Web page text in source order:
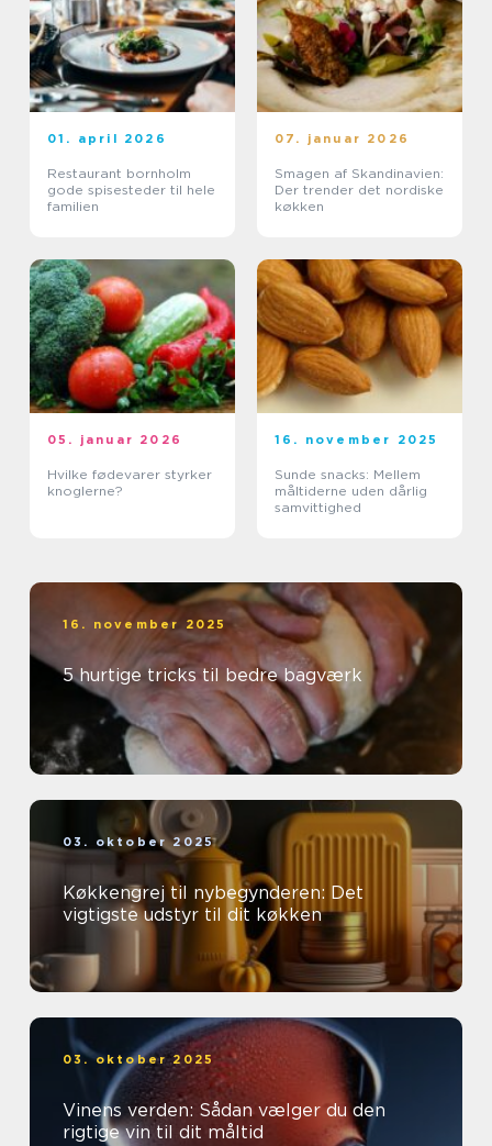
01. april 2026
Restaurant bornholm
gode spisesteder til hele
familien
07. januar 2026
Smagen af Skandinavien:
Der trender det nordiske
køkken
05. januar 2026
Hvilke fødevarer styrker
knoglerne?
16. november 2025
Sunde snacks: Mellem
måltiderne uden dårlig
samvittighed
16. november 2025
5 hurtige tricks til bedre bagværk
03. oktober 2025
Køkkengrej til nybegynderen: Det
vigtigste udstyr til dit køkken
03. oktober 2025
Vinens verden: Sådan vælger du den
rigtige vin til dit måltid